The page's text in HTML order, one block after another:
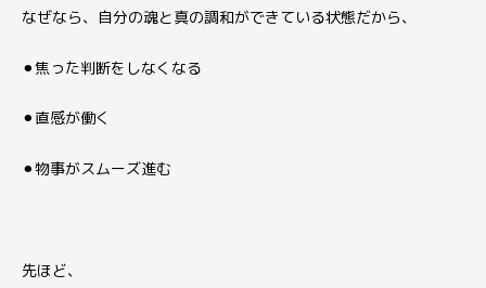
なぜなら、自分の魂と真の調和ができている状態だから、
⚫︎焦った判断をしなくなる
⚫︎直感が働く
⚫︎物事がスムーズ進む
先ほど、